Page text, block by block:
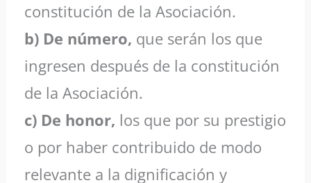
constitución de la Asociación.
b) De número, que serán los que
ingresen después de la constitución
de la Asociación.
c) De honor, los que por su prestigio
o por haber contribuido de modo
relevante a la dignificación y